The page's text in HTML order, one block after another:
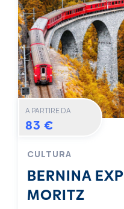
A PARTIRE DA
83 €
CULTURA
BERNINA
MORITZ